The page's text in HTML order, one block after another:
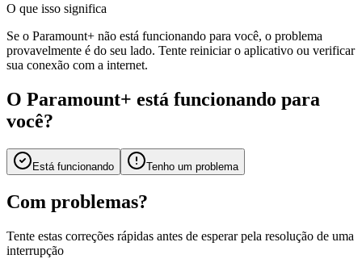
O que isso significa
Se o Paramount+ não está funcionando para você, o problema
provavelmente é do seu lado. Tente reiniciar o aplicativo ou verificar
sua conexão com a internet.
O Paramount+ está funcionando para
você?
Está funcionando Tenho um problema
Com problemas?
Tente estas correções rápidas antes de esperar pela resolução de uma
interrupção